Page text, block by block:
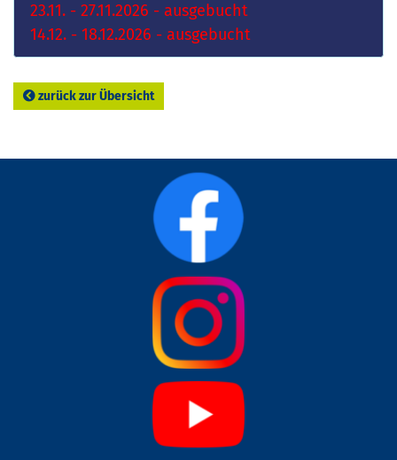
23.11. - 27.11.2026 - ausgebucht
14.12. - 18.12.2026 - ausgebucht
zurück zur Übersicht